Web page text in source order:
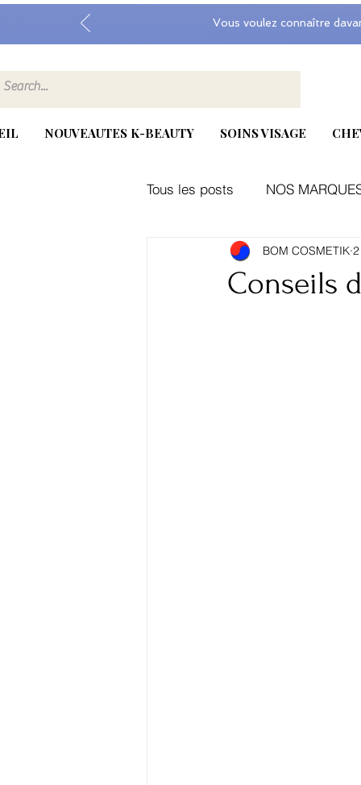
Vous voulez connaître
NOUVEAUTES K-BEAUTY SOINS VISAGE
Tous les posts NOS
Kbeauty, exosome, medicube
Conseils
BOM COSMETIK